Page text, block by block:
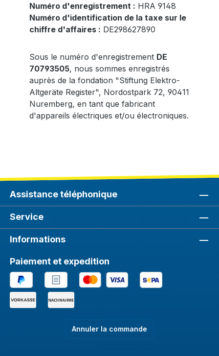
Numéro d'enregistrement : HRA 9148
Numéro d'identification de la taxe sur le
chiffre d'affaires : DE298627890
Sous le numéro d'enregistrement DE
70793505, nous sommes enregistrés
auprès de la fondation "Stiftung Elektro-
Altgeräte Register", Nordostpark 72, 90411
Nuremberg, en tant que fabricant
d'appareils électriques et/ou électroniques.
Assistance téléphonique
Service
Informations
Paiement et expedition
Annuler la commande